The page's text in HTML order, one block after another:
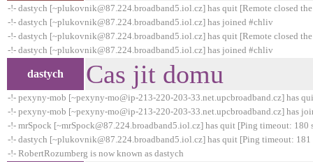
-!- dastych [~plukovnik@87.224.broadband5.iol.cz] has quit [Remote closed
-!- dastych [~plukovnik@87.224.broadband5.iol.cz] has joined #chliv
-!- dastych [~plukovnik@87.224.broadband5.iol.cz] has quit [Remote closed
-!- dastych [~plukovnik@87.224.broadband5.iol.cz] has joined #chliv
dastych Cas jit domu
-!- pexyny-mob [~pexyny-mo@ip-213-220-203-33.net.upcbroadband.cz] has
-!- pexyny-mob [~pexyny-mo@ip-213-220-203-33.net.upcbroadband.cz] has
-!- mrSpock [~mrSpock@87.224.broadband5.iol.cz] has quit [Ping timeout: 180
-!- dastych [~plukovnik@87.224.broadband5.iol.cz] has quit [Ping timeout: 181
-!- RobertRozumberg is now known as dastych